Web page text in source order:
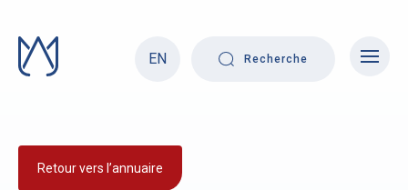
content
EN
Recherche
Retour vers l’annuaire